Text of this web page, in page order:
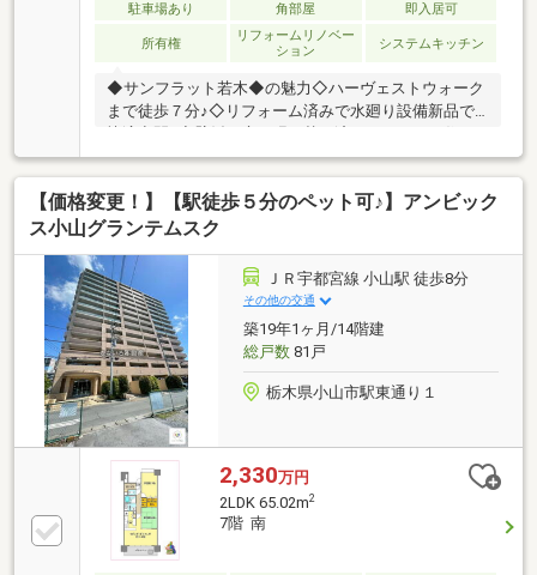
駐車場あり 角部屋 即入居可
所有権
リフォームリノベー
ション
システムキッチン
◆サンフラット若木◆の魅力◇ハーヴェストウォーク
まで徒歩７分♪◇リフォーム済みで水廻り設備新品で
いいただけます♪◇眺望も望める５階角部屋♪◇告知事
項有り（詳細はお問合わせ下さい）まだまだ魅力がい
っぱいのお部屋♪是非、ご内覧ください。☆☆☆なな
いろ不動産へ住宅ローンのご相談を☆☆☆◆自己資金
もない為、勤続年数が短い方。◆車のローンやキャッ
シング等、他のローン残債があ る方（件数や金額が
多い場合は特に）。◆国民健康保険に加入している
方。
【価格変更！】【駅徒歩５分のペット可♪】アンビック
ス小山グランテムスク
ＪＲ宇都宮線 小山駅 徒歩8分
その他の交通
築19年1ヶ月/14階建
総戸数81戸
栃木県小山市駅東通り１
2,330万円
2LDK 65.02m2
7階 南